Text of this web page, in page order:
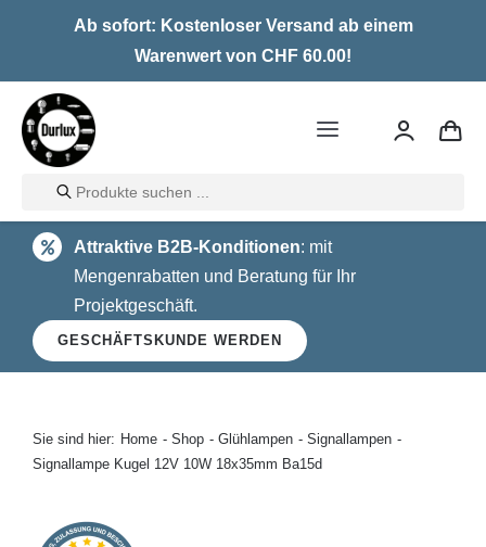
Ab sofort: Kostenloser Versand ab einem
Warenwert von CHF 60.00!
Toggle
Home
LED
Halogen
Glühlampen
Kontakt
Products
search
Attraktive B2B-Konditionen: mit
Mengenrabatten und Beratung für Ihr
Projektgeschäft.
GESCHÄFTSKUNDE WERDEN
Sie sind hier: Home Shop Glühlampen
Signallampen
Signallampe Kugel 12V 10W 18x35mm Ba15d